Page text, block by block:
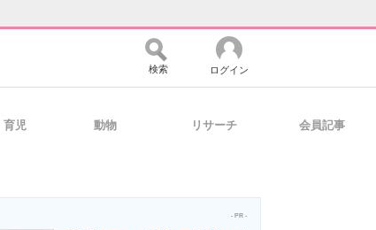
検索 ログイン
育児 動物 リサーチ 会員記事
- PR -